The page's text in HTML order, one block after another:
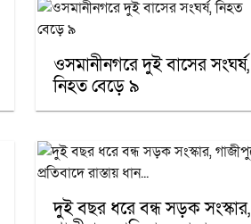
ওসমানীনগরে দুই বাসের সংঘর্ষ,
নিহত বেড়ে ৯
দুই বছর ধরে বন্ধ সড়ক সংস্কার,